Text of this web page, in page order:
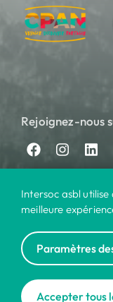
Rejoignez-nous
© 2024 Intersoc
Intersoc asbl
meilleure
Paramètres
Accepter tous